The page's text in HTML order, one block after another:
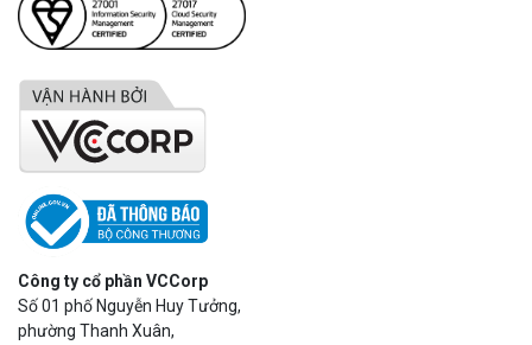
Công ty cổ phần VCCorp
Số 01 phố Nguyễn Huy Tưởng,
phường Thanh Xuân,